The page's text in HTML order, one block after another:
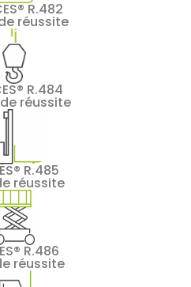
R.482
réussite
R.484
de réussite
R.485
réussite
R.486
réussite